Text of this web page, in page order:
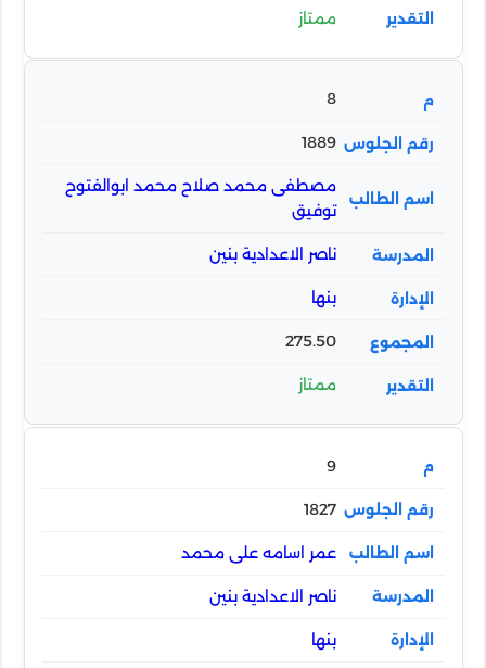
ممتاز
8
1889
مصطفى محمد صلاح محمد ابوالفتوح
توفيق
ناصر الاعدادية بنين
بنها
275.50
ممتاز
9
1827
عمر اسامه على محمد
ناصر الاعدادية بنين
بنها